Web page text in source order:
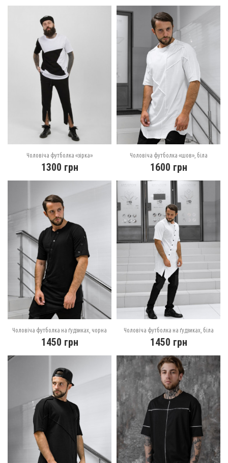
Чоловіча футболка «зірка»
1300 грн
Чоловіча футболка «шов», біла
1600 грн
Чоловіча футболка на ґудзиках, чорна
1450 грн
Чоловіча футболка на ґудзиках, біла
1450 грн